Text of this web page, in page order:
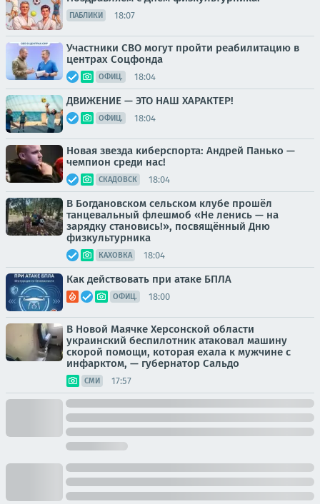
ПАБЛИКИ 18:07
Участники СВО могут пройти реабилитацию в
центрах Соцфонда
ОФИЦ. 18:04
ДВИЖЕНИЕ — ЭТО НАШ ХАРАКТЕР!
ОФИЦ. 18:04
Новая звезда киберспорта: Андрей Панько —
чемпион среди нас!
СКАДОВСК 18:04
В Богдановском сельском клубе прошёл
танцевальный флешмоб «Не ленись — на
зарядку становись!», посвящённый Дню
физкультурника
КАХОВКА 18:04
Как действовать при атаке БПЛА
ОФИЦ. 18:00
В Новой Маячке Херсонской области
украинский беспилотник атаковал машину
скорой помощи, которая ехала к мужчине с
инфарктом, — губернатор Сальдо
СМИ 17:57